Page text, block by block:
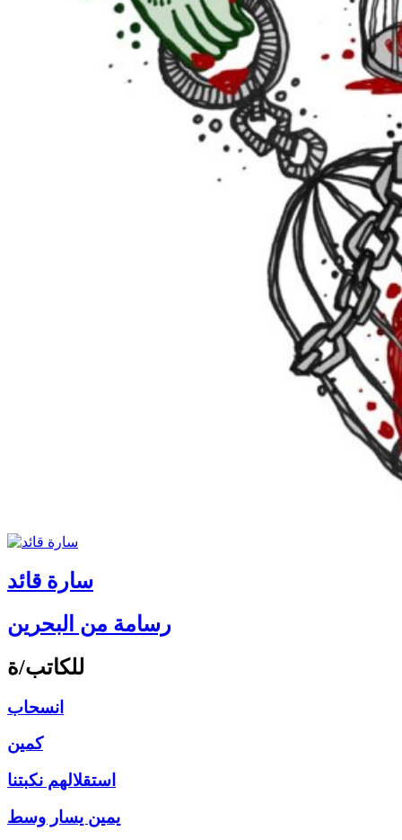
سارة قائد
رسامة من البحرين
للكاتب/ة
انسحاب
كمين
استقلالهم نكبتنا
يمين يسار وسط